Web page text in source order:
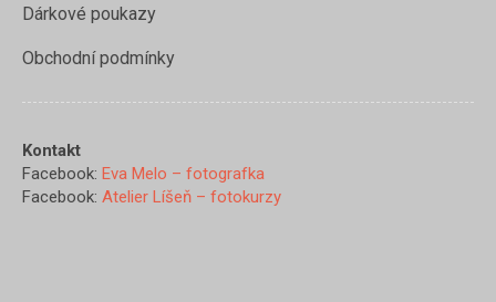
Dárkové poukazy
Obchodní podmínky
Kontakt
Facebook: Eva Melo – fotografka
Facebook: Atelier Líšeň – fotokurzy
https://www.evamelo.cz/
materstvi-